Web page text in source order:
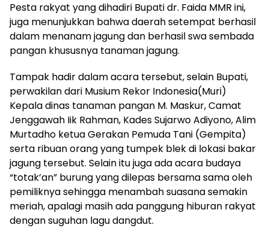
Pesta rakyat yang dihadiri Bupati dr. Faida MMR ini,
juga menunjukkan bahwa daerah setempat berhasil
dalam menanam jagung dan berhasil swa sembada
pangan khususnya tanaman jagung.
Tampak hadir dalam acara tersebut, selain Bupati,
perwakilan dari Musium Rekor Indonesia(Muri)
Kepala dinas tanaman pangan M. Maskur, Camat
Jenggawah Iik Rahman, Kades Sujarwo Adiyono, Alim
Murtadho ketua Gerakan Pemuda Tani (Gempita)
serta ribuan orang yang tumpek blek di lokasi bakar
jagung tersebut. Selain itu juga ada acara budaya
“totak’an” burung yang dilepas bersama sama oleh
pemiliknya sehingga menambah suasana semakin
meriah, apalagi masih ada panggung hiburan rakyat
dengan suguhan lagu dangdut.